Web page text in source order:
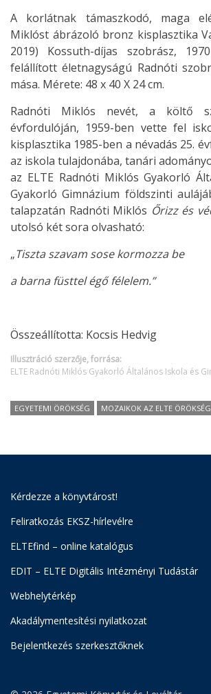
A korlátnak támaszkodó, maga
Miklóst ábrázoló bronz kisplasztika
2019) Kossuth-díjas szobrász,
felállított életnagyságú Radnóti
mása. Mérete: 48 x 40 X 24 cm.
Radnóti Miklós nevét, a költő
évfordulóján, 1959-ben vette fel
kisplasztika 1985-ben a névadás 25.
az iskola tulajdonába, tanári
az ELTE Radnóti Miklós Gyakorló
Gyakorló Gimnázium földszinti
talapzatán Radnóti Miklós Őrizz és
utolsó két sora olvasható:
„Tiszta szavam sose kormozza be
a barna füsttel égő félelem.”
Összeállította: Kocsis Hedvig
Illusztráció szerzője, forrása:
ELTE Radnóti Miklós Gyakorló Általános Iskola és
EGYETEMI ÖRÖKSÉG MOZAIKOK AZ ELTE
Kérdezze a könyvtárost!
Feliratkozás EKSZ-hírlevélre
ELTEfind – online katalógus
EDIT – ELTE Digitális Intézményi Tudástár
Webhelytérkép
Akadálymentesítési nyilatkozat
Bejelentkezés szerkesztőknek